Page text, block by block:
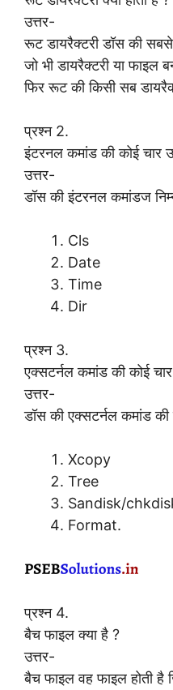
उत्तर-
रूट डायरैक्टरी डॉस की सबसे
जो भी डायरैक्टरी या फाइल
फिर रूट की किसी सब
प्रश्न 2.
इंटरनल कमांड की कोई चार
उत्तर-
डॉस की इंटरनल कमांडज
Cls
Date
Time
Dir
प्रश्न 3.
एक्सटर्नल कमांड की कोई
उत्तर-
डॉस की एक्सटर्नल कमांड की
Xcopy
Tree
Sandisk/
Format.
प्रश्न 4.
बैच फाइल क्या है ?
उत्तर-
बैच फाइल वह फाइल होती है